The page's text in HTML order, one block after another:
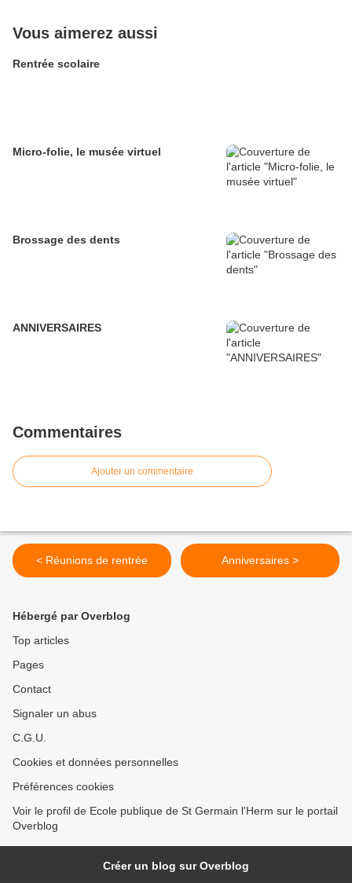
Vous aimerez aussi
Rentrée scolaire
Micro-folie, le musée virtuel
Brossage des dents
ANNIVERSAIRES
Commentaires
Ajouter un commentaire
< Réunions de rentrée Anniversaires >
Hébergé par Overblog
Top articles
Pages
Contact
Signaler un abus
C.G.U.
Cookies et données personnelles
Préférences cookies
Voir le profil de Ecole publique de St Germain l'Herm sur le portail
Overblog
Créer un blog sur Overblog